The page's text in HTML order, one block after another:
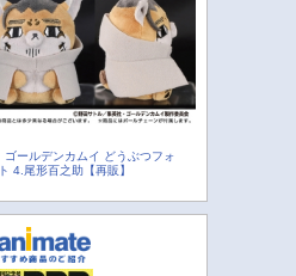
ゴールデンカムイ どうぶつフォ
4.尾形百之助【再販】